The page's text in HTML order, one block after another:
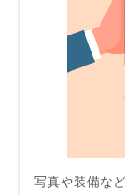
写真や装備な